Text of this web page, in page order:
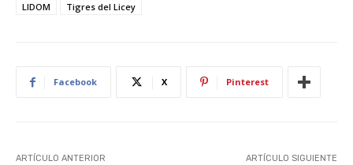
LIDOM
Tigres del Licey
Facebook X Pinterest
ARTÍCULO ANTERIOR ARTÍCULO SIGUIENTE